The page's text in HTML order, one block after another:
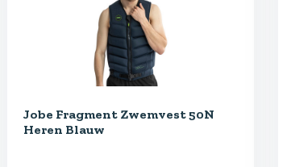
Jobe Fragment Zwemvest 50N
Heren Blauw